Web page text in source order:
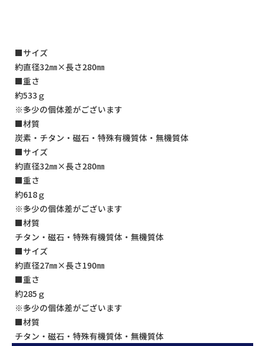
■サイズ
約直径32㎜×長さ280㎜
■重さ
約533ｇ
※多少の個体差がございます
■材質
炭素・チタン・磁石・特殊有機質体・無機質体
■サイズ
約直径32㎜×長さ280㎜
■重さ
約618ｇ
※多少の個体差がございます
■材質
チタン・磁石・特殊有機質体・無機質体
■サイズ
約直径27㎜×長さ190㎜
■重さ
約285ｇ
※多少の個体差がございます
■材質
チタン・磁石・特殊有機質体・無機質体